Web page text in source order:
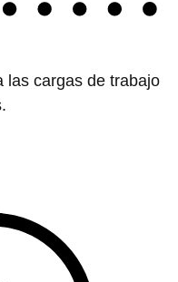
las cargas de trabajo